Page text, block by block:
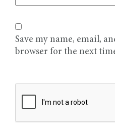
Save my name, email,
browser for the next